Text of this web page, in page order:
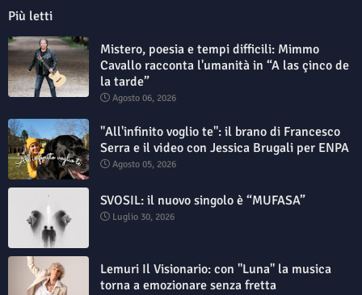
Più letti
Mistero, poesia e tempi difficili: Mimmo
Cavallo racconta l'umanità in “A las çinco de
la tarde”
Agosto 06, 2026
"All'infinito voglio te": il brano di Francesco
Serra e il video con Jessica Brugali per ENPA
Agosto 05, 2026
SVOSIL: il nuovo singolo è “MUFASA”
Luglio 30, 2026
Lemuri Il Visionario: con "Luna" la musica
torna a emozionare senza fretta